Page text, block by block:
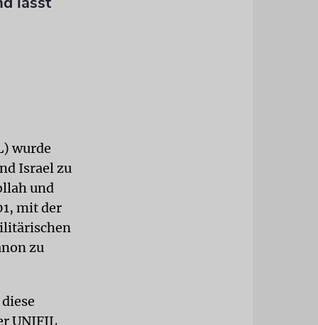
wurde
Israel zu
und
mit der
zu
UNIFIL